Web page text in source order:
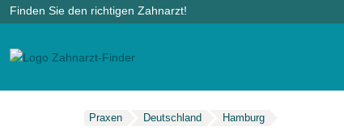
Finden Sie den richtigen Zahnarzt!
Praxen Deutschland Hamburg